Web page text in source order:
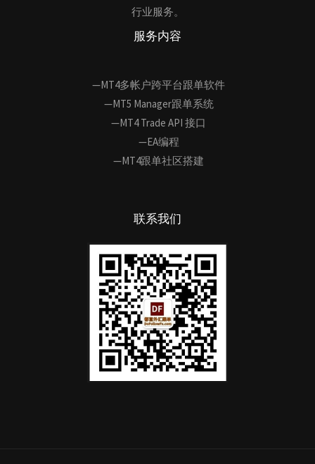
行业服务。
服务内容
—MT4多帐户跨平台跟单软件
—MT5 Manager跟单系统
—MT4 Trade API 接口
—EA编程
—MT4跟单社区搭建
联系我们